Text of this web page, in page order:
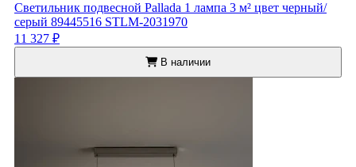
Светильник подвесной Pallada 1 лампа 3 м² цвет черный/
серый 89445516 STLM-2031970
11 327 ₽
В наличии